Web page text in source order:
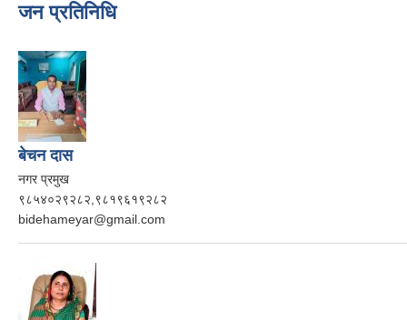
जन प्रतिनिधि
बेचन दास
नगर प्रमुख
९८५४०२९२८२,९८१९६१९२८२
bidehameyar@gmail.com